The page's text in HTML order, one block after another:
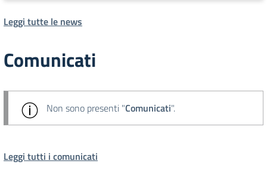
Leggi tutte le news
Comunicati
Non sono presenti "Comunicati".
Leggi tutti i comunicati